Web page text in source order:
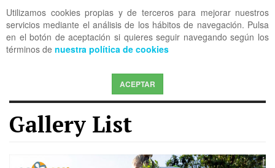
Utilizamos cookies propias y de terceros para mejorar nuestros
servicios mediante el análisis de los hábitos de navegación. Pulsa
en el botón de aceptación si quieres seguir navegando según los
términos de nuestra política de cookies
ACEPTAR
OFF CANVAS
Gallery List